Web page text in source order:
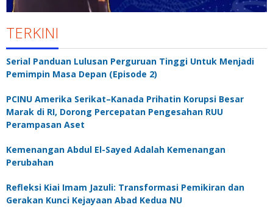
TERKINI
Serial Panduan Lulusan Perguruan Tinggi Untuk Menjadi
Pemimpin Masa Depan (Episode 2)
PCINU Amerika Serikat–Kanada Prihatin Korupsi Besar
Marak di RI, Dorong Percepatan Pengesahan RUU
Perampasan Aset
Kemenangan Abdul El-Sayed Adalah Kemenangan
Perubahan
Refleksi Kiai Imam Jazuli: Transformasi Pemikiran dan
Gerakan Kunci Kejayaan Abad Kedua NU